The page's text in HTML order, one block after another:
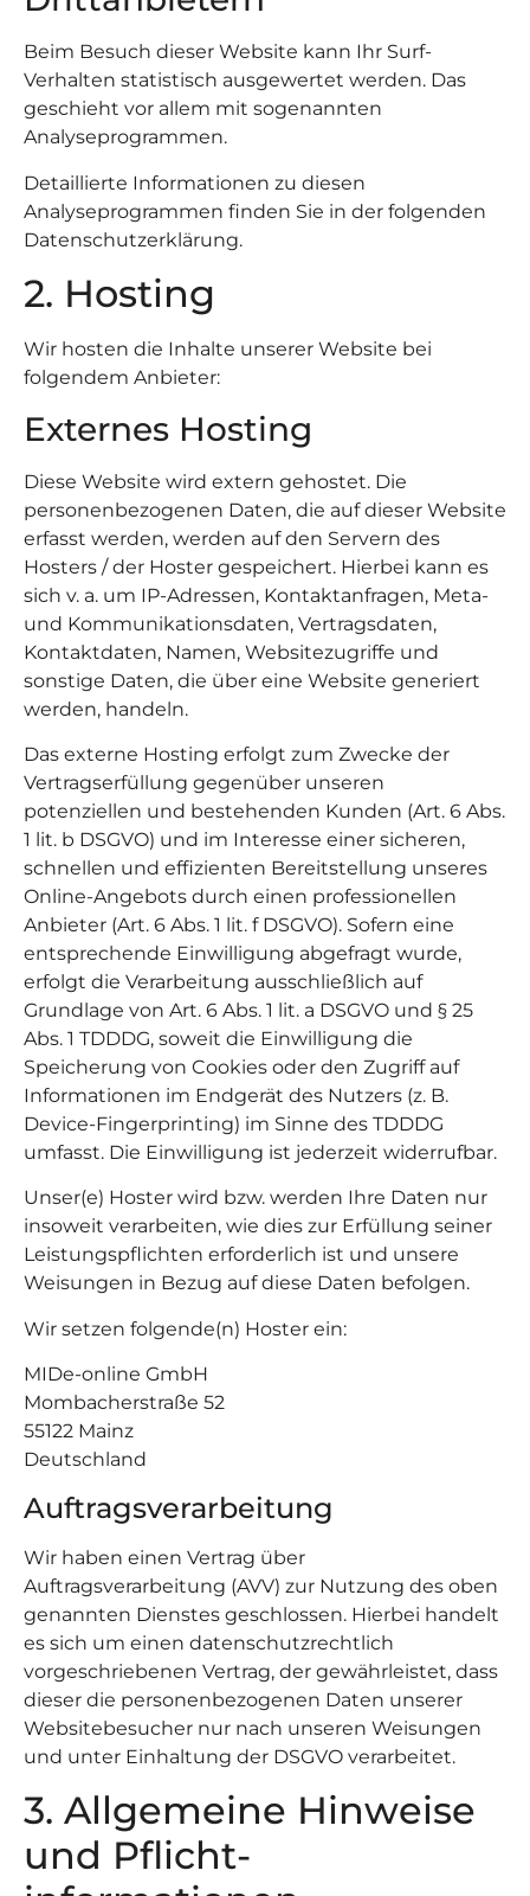
Beim Besuch dieser Website kann Ihr Surf-
Verhalten statistisch ausgewertet werden. Das
geschieht vor allem mit sogenannten
Analyseprogrammen.
Detaillierte Informationen zu diesen
Analyseprogrammen finden Sie in der folgenden
Datenschutzerklärung.
2. Hosting
Wir hosten die Inhalte unserer Website bei
folgendem Anbieter:
Externes Hosting
Diese Website wird extern gehostet. Die
personenbezogenen Daten, die auf dieser Website
erfasst werden, werden auf den Servern des
Hosters / der Hoster gespeichert. Hierbei kann es
sich v. a. um IP-Adressen, Kontaktanfragen, Meta-
und Kommunikationsdaten, Vertragsdaten,
Kontaktdaten, Namen, Websitezugriffe und
sonstige Daten, die über eine Website generiert
werden, handeln.
Das externe Hosting erfolgt zum Zwecke der
Vertragserfüllung gegenüber unseren
potenziellen und bestehenden Kunden (Art. 6 Abs.
1 lit. b DSGVO) und im Interesse einer sicheren,
schnellen und effizienten Bereitstellung unseres
Online-Angebots durch einen professionellen
Anbieter (Art. 6 Abs. 1 lit. f DSGVO). Sofern eine
entsprechende Einwilligung abgefragt wurde,
erfolgt die Verarbeitung ausschließlich auf
Grundlage von Art. 6 Abs. 1 lit. a DSGVO und § 25
Abs. 1 TDDDG, soweit die Einwilligung die
Speicherung von Cookies oder den Zugriff auf
Informationen im Endgerät des Nutzers (z. B.
Device-Fingerprinting) im Sinne des TDDDG
umfasst. Die Einwilligung ist jederzeit widerrufbar.
Unser(e) Hoster wird bzw. werden Ihre Daten nur
insoweit verarbeiten, wie dies zur Erfüllung seiner
Leistungspflichten erforderlich ist und unsere
Weisungen in Bezug auf diese Daten befolgen.
Wir setzen folgende(n) Hoster ein:
MIDe-online GmbH
Mombacherstraße 52
55122 Mainz
Deutschland
Auftragsverarbeitung
Wir haben einen Vertrag über
Auftragsverarbeitung (AVV) zur Nutzung des oben
genannten Dienstes geschlossen. Hierbei handelt
es sich um einen datenschutzrechtlich
vorgeschriebenen Vertrag, der gewährleistet, dass
dieser die personenbezogenen Daten unserer
Websitebesucher nur nach unseren Weisungen
und unter Einhaltung der DSGVO verarbeitet.
3. Allgemeine Hinweise
und Pflicht­